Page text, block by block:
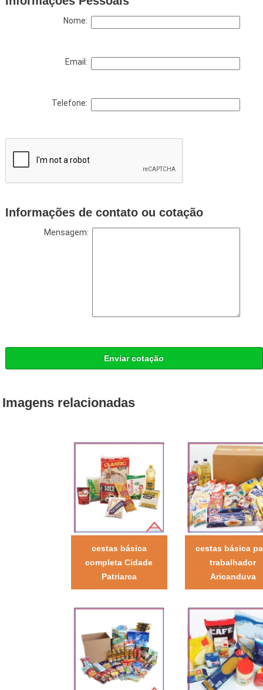
Nome:
Email:
Telefone:
Informações de contato ou cotação
Mensagem:
Enviar cotação
Imagens relacionadas
cestas básica
completa Cidade
Patriarca
cestas básica
trabalhador
Aricanduva